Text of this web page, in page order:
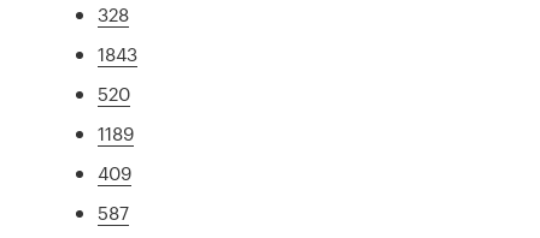
328
1843
520
1189
409
587